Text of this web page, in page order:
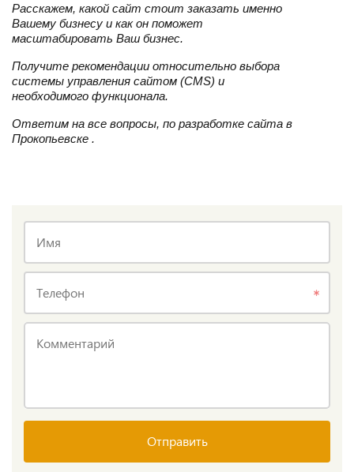
Расскажем, какой сайт стоит заказать именно
Вашему бизнесу и как он поможет
масштабировать Ваш бизнес.
Получите рекомендации относительно выбора
системы управления сайтом (CMS) и
необходимого функционала.
Ответим на все вопросы, по разработке сайта в
Прокопьевске .
Имя
Телефон
Комментарий
Отправить